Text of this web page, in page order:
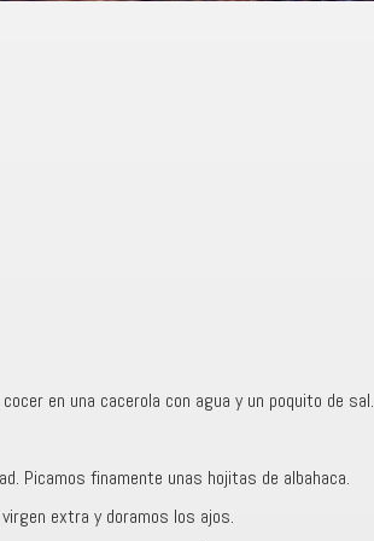
en una cacerola con agua y un poquito de sal.
Picamos finamente unas hojitas de albahaca.
extra y doramos los ajos.